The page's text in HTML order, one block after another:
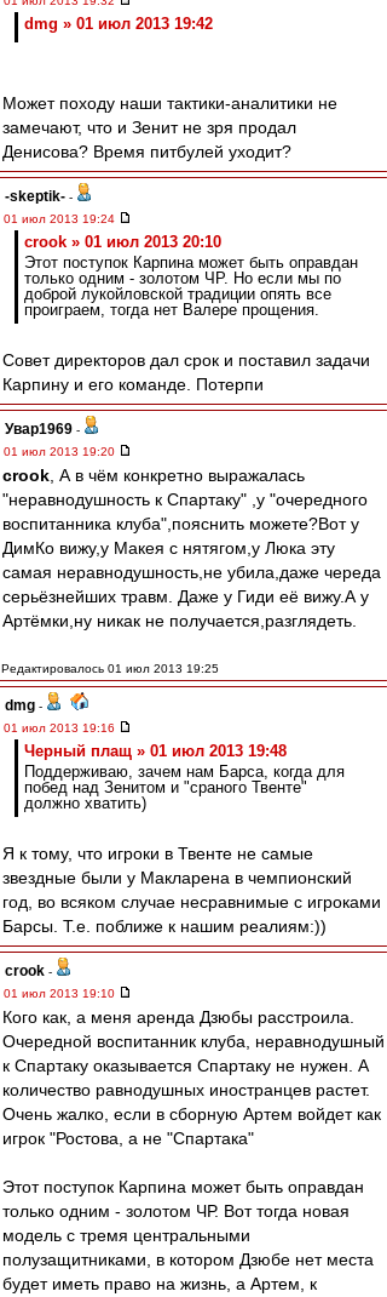
dmg » 01 июл 2013 19:42
Может походу наши тактики-аналитики не
замечают, что и Зенит не зря продал
Денисова? Время питбулей уходит?
-skeptik- -
01 июл 2013 19:24
crook » 01 июл 2013 20:10
Этот поступок Карпина может быть оправдан
только одним - золотом ЧР. Но если мы по
доброй лукойловской традиции опять все
проиграем, тогда нет Валере прощения.
Совет директоров дал срок и поставил задачи
Карпину и его команде. Потерпи
Увар1969 -
01 июл 2013 19:20
crook , А в чём конкретно выражалась
"неравнодушность к Спартаку" ,у "очередного
воспитанника клуба",пояснить можете?Вот у
ДимКо вижу,у Макея с нятягом,у Люка эту
самая неравнодушность,не убила,даже череда
серьёзнейших травм. Даже у Гиди её вижу.А у
Артёмки,ну никак не получается,разглядеть.
Редактировалось 01 июл 2013 19:25
dmg -
01 июл 2013 19:16
Черный плащ » 01 июл 2013 19:48
Поддерживаю, зачем нам Барса, когда для
побед над Зенитом и "сраного Твенте"
должно хватить)
Я к тому, что игроки в Твенте не самые
звездные были у Макларена в чемпионский
год, во всяком случае несравнимые с игроками
Барсы. Т.е. поближе к нашим реалиям:))
crook -
01 июл 2013 19:10
Кого как, а меня аренда Дзюбы расстроила.
Очередной воспитанник клуба, неравнодушный
к Спартаку оказывается Спартаку не нужен. А
количество равнодушных иностранцев растет.
Очень жалко, если в сборную Артем войдет как
игрок "Ростова, а не "Спартака"
Этот поступок Карпина может быть оправдан
только одним - золотом ЧР. Вот тогда новая
модель с тремя центральными
полузащитниками, в котором Дзюбе нет места
будет иметь право на жизнь, а Артем, к